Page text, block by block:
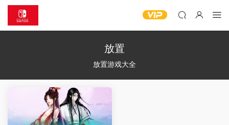
放置
放置游戏大全